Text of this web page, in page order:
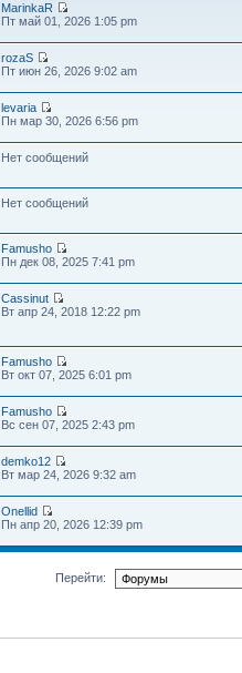
MarinkaR
Пт май 01, 2026 1:05 pm
rozaS
Пт июн 26, 2026 9:02 am
levaria
Пн мар 30, 2026 6:56 pm
Нет сообщений
Нет сообщений
Famusho
Пн дек 08, 2025 7:41 pm
Cassinut
Вт апр 24, 2018 12:22 pm
Famusho
Вт окт 07, 2025 6:01 pm
Famusho
Вс сен 07, 2025 2:43 pm
demko12
Вт мар 24, 2026 9:32 am
Onellid
Пн апр 20, 2026 12:39 pm
Перейти: